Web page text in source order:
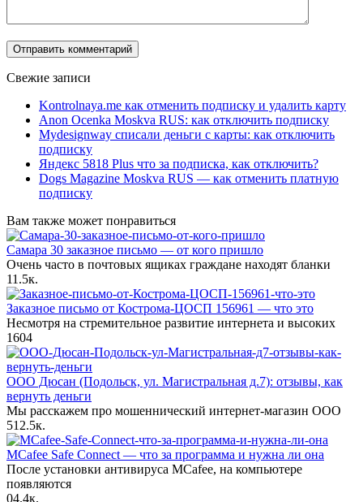
Свежие записи
Kontrolnaya.me как отменить подписку и удалить карту
Anon Ocenka Moskva RUS: как отключить подписку
Mydesignway списали деньги с карты: как отключить
подписку
Яндекс 5818 Plus что за подписка, как отключить?
Dogs Magazine Moskva RUS — как отменить платную
подписку
Вам также может понравиться
Самара 30 заказное письмо — от кого пришло
Очень часто в почтовых ящиках граждане находят бланки
11.5к.
Заказное письмо от Кострома-ЦОСП 156961 — что это
Несмотря на стремительное развитие интернета и высоких
1604
ООО Дюсан (Подольск, ул. Магистральная д.7): отзывы, как
вернуть деньги
Мы расскажем про мошеннический интернет-магазин ООО
51 2.5к.
MCafee Safe Connect — что за программа и нужна ли она
После установки антивируса MCafee, на компьютере
появляются
04.4к.